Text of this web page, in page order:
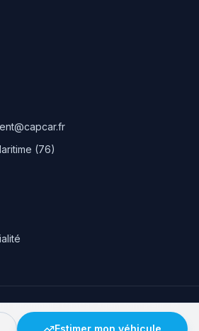
(76)
automobile CapCar, Agent formateur· ©
· Tous droits réservés
Estimer mon véhicule